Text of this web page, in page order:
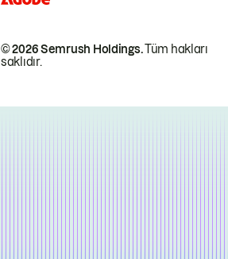
© 2026 Semrush Holdings.Tüm hakları
saklıdır.